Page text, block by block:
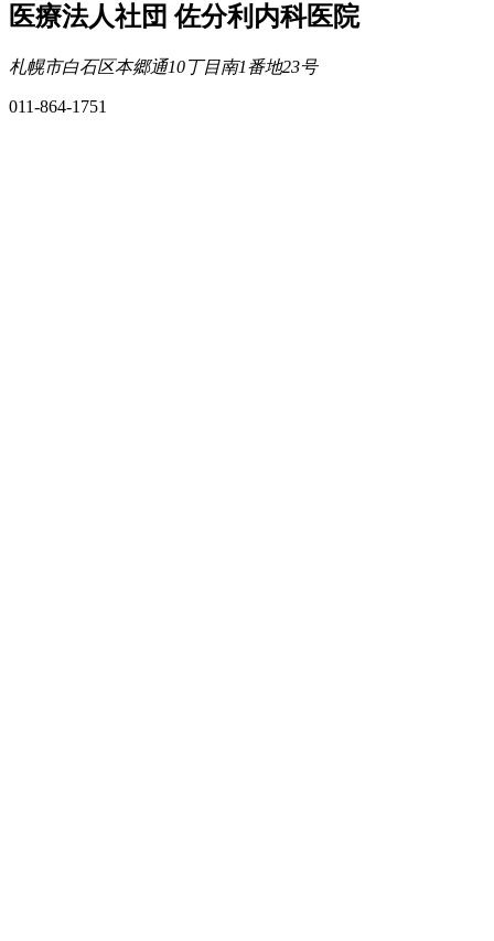
医療法人社団 佐分利内科医院
札幌市白石区本郷通10丁目南1番地23号
011-864-1751